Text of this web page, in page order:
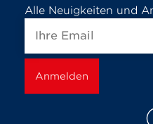
Alle Neuigkeiten und